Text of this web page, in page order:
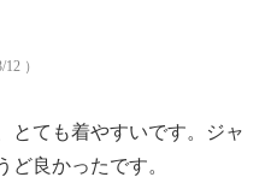
）
とても着やすいです。ジャ
ど良かったです。